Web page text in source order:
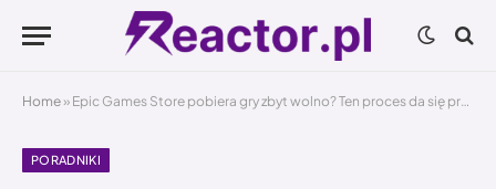
Home » Epic Games Store pobiera gry zbyt wolno? Ten proces da się przyspieszyć
PORADNIKI